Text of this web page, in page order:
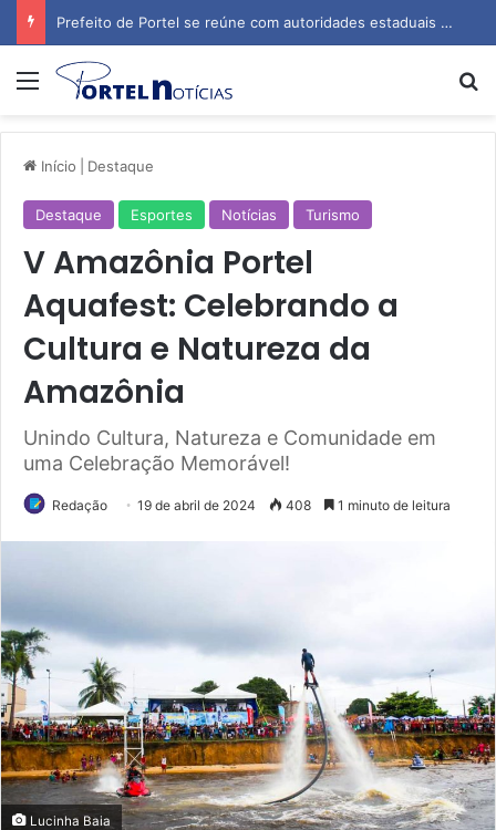
Prefeito de Portel se reúne com autoridades estaduais para tratar de obras e inauguração de escola
Menu
Início Destaque
Destaque Esportes Notícias Turismo
V Amazônia Portel
Aquafest: Celebrando a
Cultura e Natureza da
Amazônia
Unindo Cultura, Natureza e Comunidade em
uma Celebração Memorável!
Redação 19 de abril de 2024 408 1 minuto de leitura
Lucinha Baia